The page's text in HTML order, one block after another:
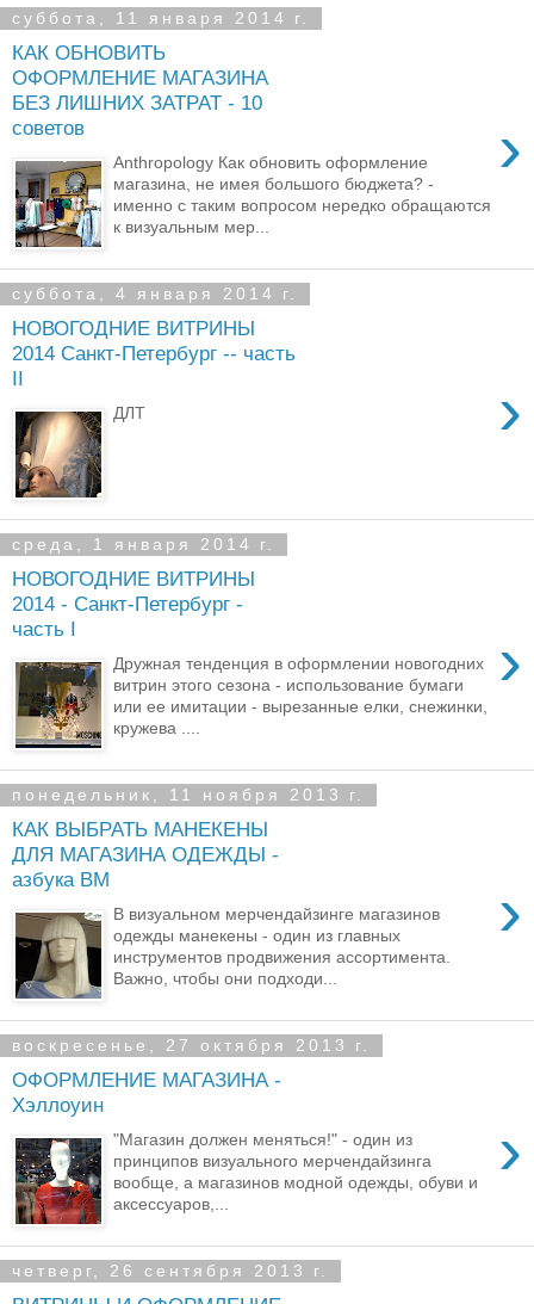
суббота, 11 января 2014 г.
КАК ОБНОВИТЬ
ОФОРМЛЕНИЕ МАГАЗИНА
БЕЗ ЛИШНИХ ЗАТРАТ - 10
советов
›
Anthropology Как обновить оформление
магазина, не имея большого бюджета? -
именно с таким вопросом нередко обращаются
к визуальным мер...
суббота, 4 января 2014 г.
НОВОГОДНИЕ ВИТРИНЫ
2014 Санкт-Петербург -- часть
II
›
ДЛТ
среда, 1 января 2014 г.
НОВОГОДНИЕ ВИТРИНЫ
2014 - Санкт-Петербург -
часть I
›
Дружная тенденция в оформлении новогодних
витрин этого сезона - использование бумаги
или ее имитации - вырезанные елки, снежинки,
кружева ....
понедельник, 11 ноября 2013 г.
КАК ВЫБРАТЬ МАНЕКЕНЫ
ДЛЯ МАГАЗИНА ОДЕЖДЫ -
азбука ВМ
›
В визуальном мерчендайзинге магазинов
одежды манекены - один из главных
инструментов продвижения ассортимента.
Важно, чтобы они подходи...
воскресенье, 27 октября 2013 г.
ОФОРМЛЕНИЕ МАГАЗИНА -
Хэллоуин
›
"Магазин должен меняться!" - один из
принципов визуального мерчендайзинга
вообще, а магазинов модной одежды, обуви и
аксессуаров,...
четверг, 26 сентября 2013 г.